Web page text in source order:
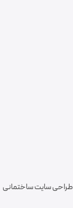
طراحی سایت ساختمانی